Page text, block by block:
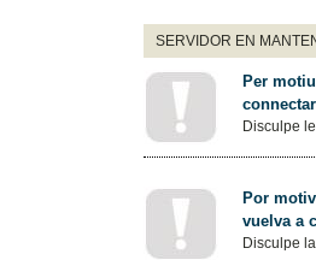
SERVIDOR EN
Per
Disculpe
Por
vuelva a
Disculpe